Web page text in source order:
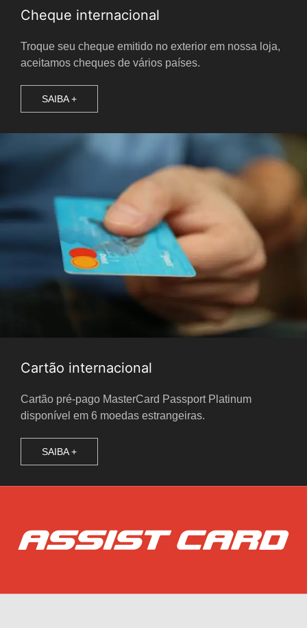
Cheque internacional
Troque seu cheque emitido no exterior em nossa loja,
aceitamos cheques de vários países.
SAIBA +
Cartão internacional
Cartão pré-pago MasterCard Passport Platinum
disponível em 6 moedas estrangeiras.
SAIBA +